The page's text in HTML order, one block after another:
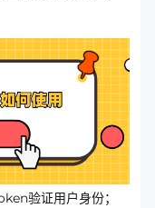
验证用户身份；